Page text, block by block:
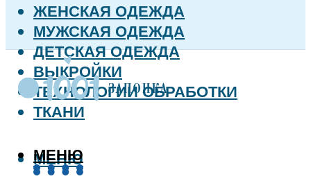
ЖЕНСКАЯ ОДЕЖДА
МУЖСКАЯ ОДЕЖДА
ДЕТСКАЯ ОДЕЖДА
ВЫКРОЙКИ
ТЕХНОЛОГИИ ОБРАБОТКИ
ТКАНИ
МЕНЮ
МЕНЮ